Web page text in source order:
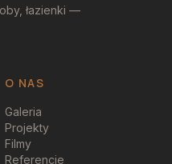
łazienki —
O NAS
Galeria
Projekty
Filmy
Referencje